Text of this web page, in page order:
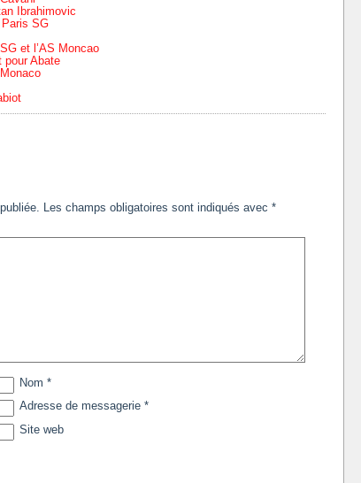
Ibrahimovic
SG
et l’AS Moncao
pour Abate
Les champs obligatoires sont indiqués avec *
Nom *
Adresse de messagerie *
Site web